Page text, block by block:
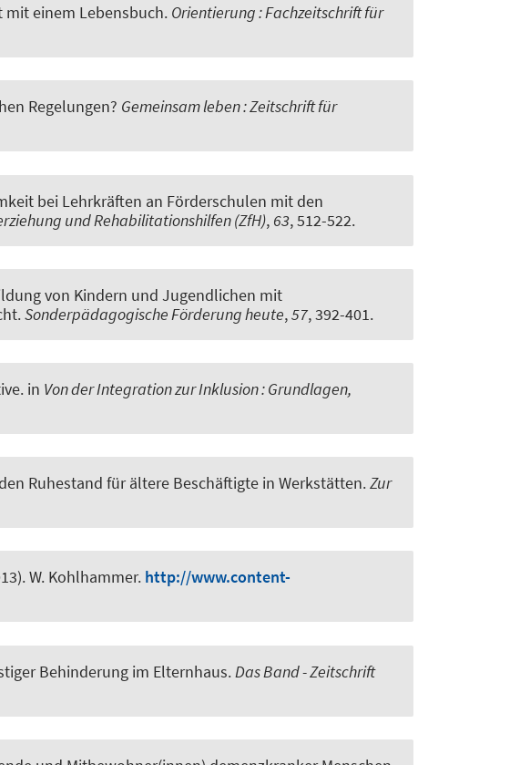
einem Lebensbuch. Orientierung : Fachzeitschrift für
Regelungen? Gemeinsam leben : Zeitschrift für
bei Lehrkräften an Förderschulen mit den
und Rehabilitationshilfen (ZfH), 63, 512-522.
von Kindern und Jugendlichen mit
.Sonderpädagogische Förderung heute,57, 392-401.
. in Von der Integration zur Inklusion : Grundlagen,
Ruhestand für ältere Beschäftigte in Werkstätten.Zur
W. Kohlhammer. http://www.content-
Behinderung im Elternhaus. Das Band - Zeitschrift